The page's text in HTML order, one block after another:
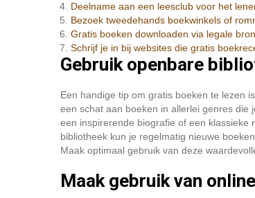
Deelname aan een leesclub voor het
Bezoek tweedehands boekwinkels of
Gratis boeken downloaden via legale
Schrijf je in bij websites die gratis
Gebruik openbare
Een handige tip om gratis boeken te lezen
een schat aan boeken in allerlei genres die
een inspirerende biografie of een klassieke
bibliotheek kun je regelmatig nieuwe
Maak optimaal gebruik van deze
Maak gebruik van